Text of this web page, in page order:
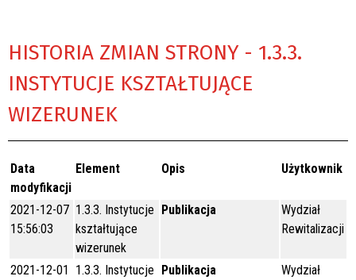
HISTORIA ZMIAN STRONY - 1.3.3.
INSTYTUCJE KSZTAŁTUJĄCE
WIZERUNEK
Data
modyfikacji
Element Opis Użytkownik
2021-12-07
15:56:03
1.3.3. Instytucje
kształtujące
wizerunek
Publikacja
Wydział
Rewitalizacji
2021-12-01 1.3.3. Instytucje Publikacja
Wydział